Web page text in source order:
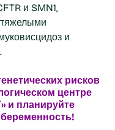
и SMN1,
и
рисков
центре
и планируйте